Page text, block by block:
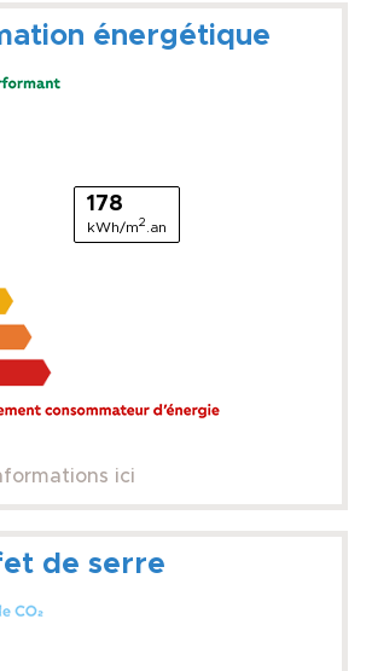
énergétique
178
kWh/m2 .an
ici
de serre